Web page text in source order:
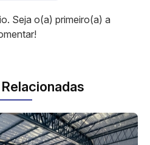
Seja o(a) primeiro(a) a